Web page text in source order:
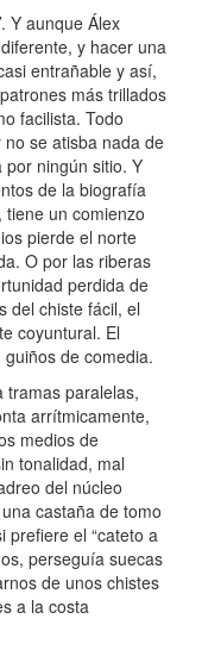
Y aunque Álex
y hacer una
entrañable y así,
más trillados
facilista. Todo
se atisba nada de
ningún sitio. Y
de la biografía
un comienzo
pierde el norte
O por las riberas
perdida de
del chiste fácil, el
coyuntural. El
de comedia.
tramas paralelas,
arrítmicamente,
medios de
tonalidad, mal
del núcleo
castaña de tomo
prefiere el “cateto a
perseguía suecas
de unos chistes
a la costa